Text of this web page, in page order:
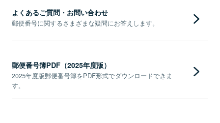
よくあるご質問・お問い合わせ
郵便番号に関するさまざまな疑問にお答えします。
郵便番号簿PDF（2025年度版）
2025年度版郵便番号簿をPDF形式でダウンロードできま
す。